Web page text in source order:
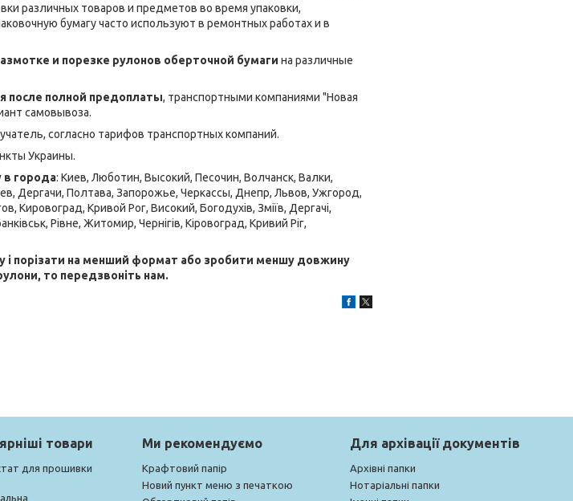
различных товаров и предметов во время упаковки,
бумагу часто используют в ремонтных работах и в
и порезке рулонов оберточной бумаги на различные
после полной предоплаты, транспортными компаниями "Новая
самовывоза.
согласно тарифов транспортных компаний.
Украины.
в города: Киев, Люботин, Высокий, Песочин, Волчанск, Валки,
Дергачи, Полтава, Запорожье, Черкассы, Днепр, Львов, Ужгород,
Кривой Рог, Високий, Богодухів, Зміїв, Дергачі,
Рівне, Житомир, Чернігів, Кіровоград, Кривий Ріг,
і порізати на менший формат або зробити меншу довжину
то передзвоніть нам.
товари
для прошивки
Ми рекомендуємо
Крафтовий папір
Новий пункт меню з печаткою
Для архівації документів
Архівні папки
Нотаріальні папки